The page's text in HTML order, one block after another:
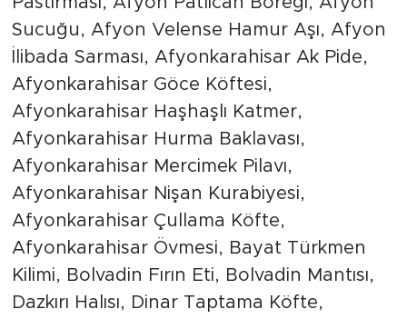
Sucuğu, Afyon Velense Hamur Aşı, Afyon
İlibada Sarması, Afyonkarahisar Ak Pide,
Afyonkarahisar Göce Köftesi,
Afyonkarahisar Haşhaşlı Katmer,
Afyonkarahisar Hurma Baklavası,
Afyonkarahisar Mercimek Pilavı,
Afyonkarahisar Nişan Kurabiyesi,
Afyonkarahisar Çullama Köfte,
Afyonkarahisar Övmesi, Bayat Türkmen
Kilimi, Bolvadin Fırın Eti, Bolvadin Mantısı,
Dazkırı Halısı, Dinar Taptama Köfte,